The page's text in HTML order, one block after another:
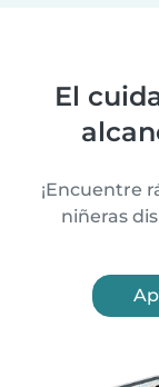
El
¡Encuentre
niñeras